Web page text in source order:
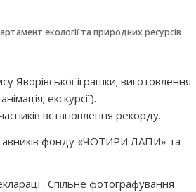
екології та природних ресурсів
Яворівської іграшки; виготовлення
екскурсії).
встановлення рекорду.
фонду «ЧОТИРИ ЛАПИ» та
Спільне фотографування